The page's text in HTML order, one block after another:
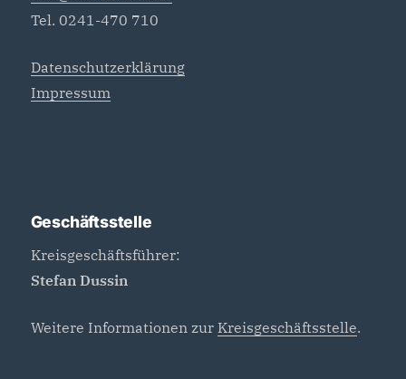
Tel. 0241-470 710
Datenschutzerklärung
Impressum
Geschäftsstelle
Kreisgeschäftsführer:
Stefan Dussin
Weitere Informationen zur Kreisgeschäftsstelle.